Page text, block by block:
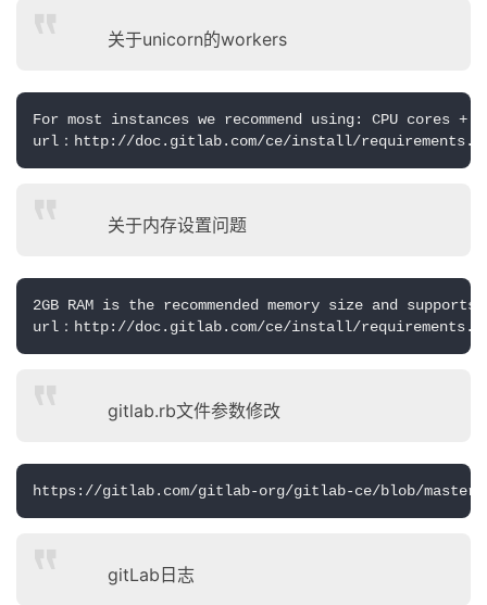
关于unicorn的workers
For most instances we recommend using: CPU cores
url：http://doc.gitlab.com/ce/install/
关于内存设置问题
2GB RAM is the recommended memory size and
url：http://doc.gitlab.com/ce/install/
gitlab.rb文件参数修改
https://gitlab.com/gitlab-org/gitlab-ce/blob/master/
gitLab日志